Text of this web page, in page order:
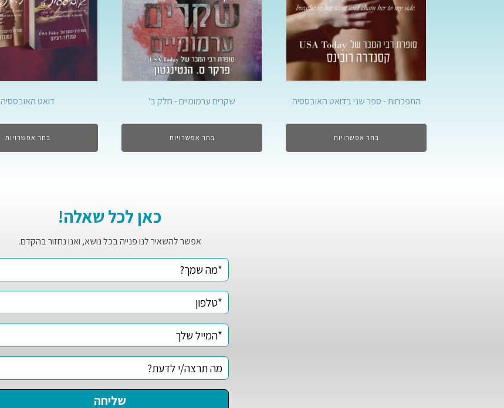
התפכחות - ספר שני בדואט האובססיה
בחר אפשרויות
שקרים ערמומיים - חלק ב'
בחר אפשרויות
דואט האובססיה
בחר אפשרויות
כאן לכל שאלה!
אפשר להשאיר לנו פנייה בכל נושא, ואנו נחזור בהקדם.